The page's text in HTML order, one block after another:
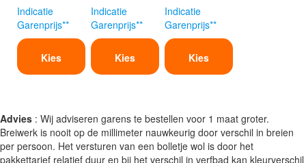
Indicatie
Garenprijs**
Kies
Indicatie
Garenprijs**
Kies
Indicatie
Garenprijs**
Kies
Advies : Wij adviseren garens te bestellen voor 1 maat groter.
Breiwerk is nooit op de millimeter nauwkeurig door verschil in breien
per persoon. Het versturen van een bolletje wol is door het
pakkettarief relatief duur en bij het verschil in verfbad kan kleurverschil